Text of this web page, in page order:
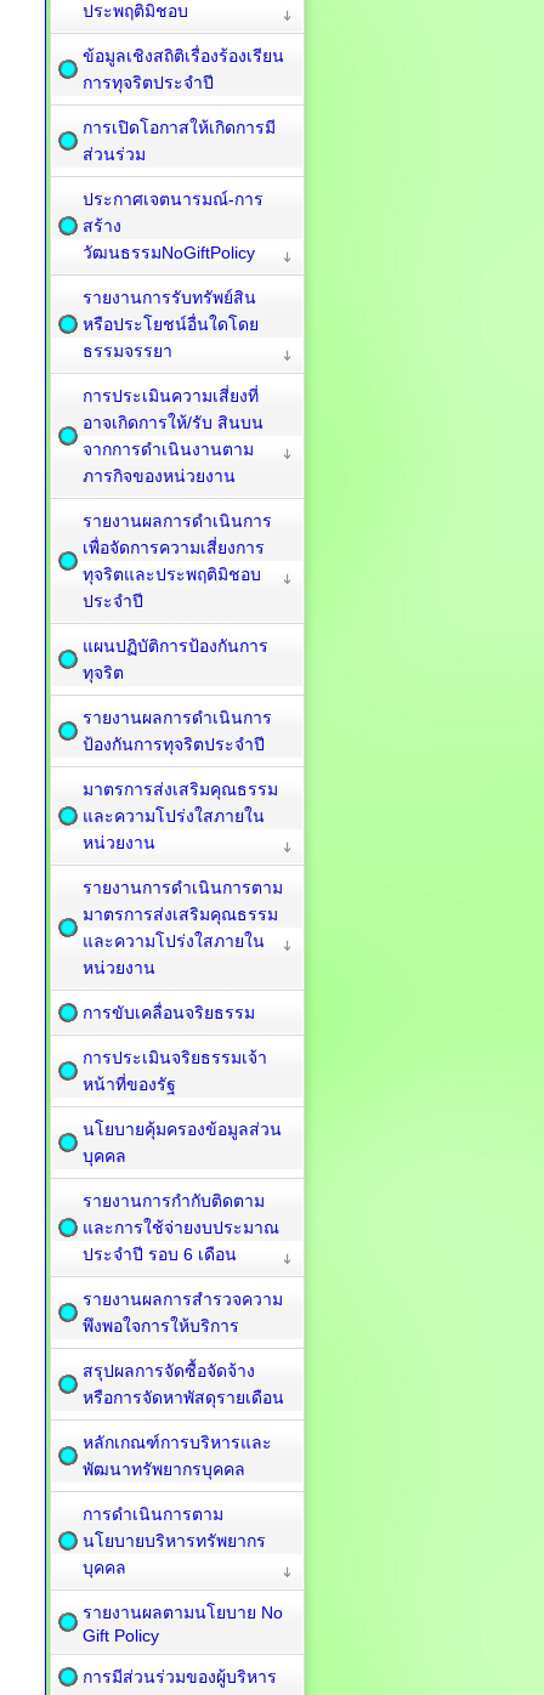
ประพฤติมิชอบ
ข้อมูลเชิงสถิติเรื่องร้องเรียน
การทุจริตประจำปี
การเปิดโอกาสให้เกิดการมี
ส่วนร่วม
ประกาศเจตนารมณ์-การ
สร้าง
วัฒนธรรมNoGiftPolicy
รายงานการรับทรัพย์สิน
หรือประโยชน์อื่นใดโดย
ธรรมจรรยา
การประเมินความเสี่ยงที่
อาจเกิดการให้/รับ สินบน
จากการดำเนินงานตาม
ภารกิจของหน่วยงาน
รายงานผลการดำเนินการ
เพื่อจัดการความเสี่ยงการ
ทุจริตและประพฤติมิชอบ
ประจำปี
แผนปฏิบัติการป้องกันการ
ทุจริต
รายงานผลการดำเนินการ
ป้องกันการทุจริตประจำปี
มาตรการส่งเสริมคุณธรรม
และความโปร่งใสภายใน
หน่วยงาน
รายงานการดำเนินการตาม
มาตรการส่งเสริมคุณธรรม
และความโปร่งใสภายใน
หน่วยงาน
การขับเคลื่อนจริยธรรม
การประเมินจริยธรรมเจ้า
หน้าที่ของรัฐ
นโยบายคุ้มครองข้อมูลส่วน
บุคคล
รายงานการกำกับติดตาม
และการใช้จ่ายงบประมาณ
ประจำปี รอบ 6 เดือน
รายงานผลการสำรวจความ
พึงพอใจการให้บริการ
สรุปผลการจัดซื้อจัดจ้าง
หรือการจัดหาพัสดุรายเดือน
หลักเกณฑ์การบริหารและ
พัฒนาทรัพยากรบุคคล
การดำเนินการตาม
นโยบายบริหารทรัพยากร
บุคคล
รายงานผลตามนโยบาย No
Gift Policy
การมีส่วนร่วมของผู้บริหาร